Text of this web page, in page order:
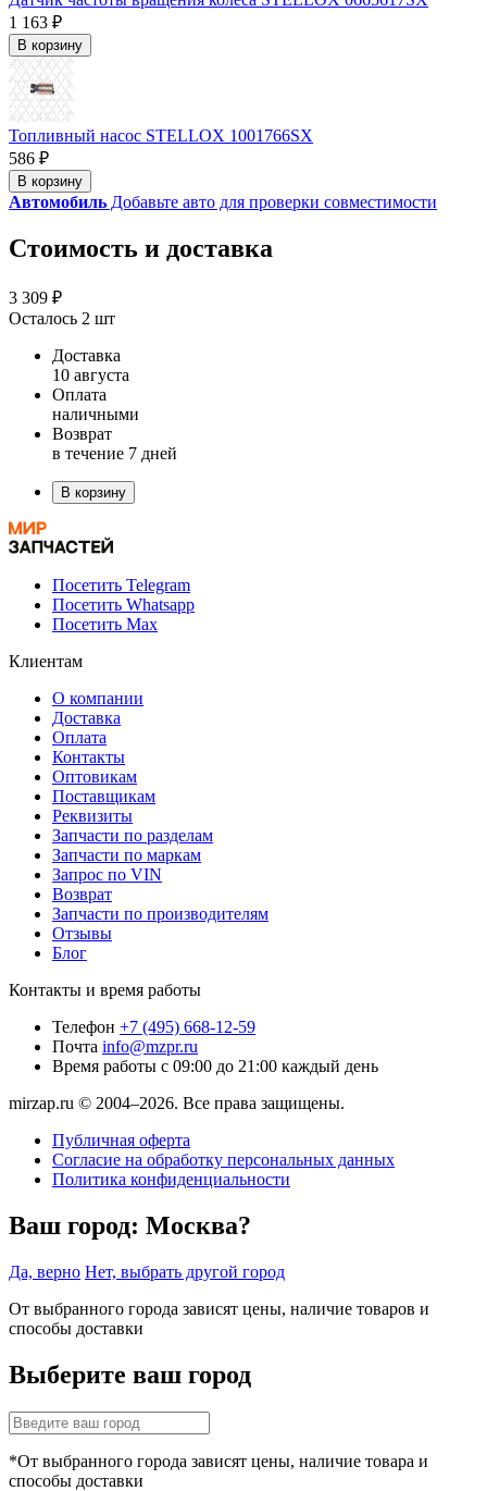
1 163 ₽
В корзину
Топливный насос STELLOX 1001766SX
586 ₽
В корзину
Автомобиль Добавьте авто для проверки совместимости
Стоимость и доставка
3 309 ₽
Осталось 2 шт
Доставка
10 августа
Оплата
наличными
Возврат
в течение 7 дней
В корзину
Посетить Telegram
Посетить Whatsapp
Посетить Max
Клиентам
О компании
Доставка
Оплата
Контакты
Оптовикам
Поставщикам
Реквизиты
Запчасти по разделам
Запчасти по маркам
Запрос по VIN
Возврат
Запчасти по производителям
Отзывы
Блог
Контакты и время работы
Телефон +7 (495) 668-12-59
Почта info@mzpr.ru
Время работы с 09:00 до 21:00 каждый день
mirzap.ru © 2004–2026. Все права защищены.
Публичная оферта
Согласие на обработку персональных данных
Политика конфиденциальности
Ваш город: Москва?
Да, верно Нет, выбрать другой город
От выбранного города зависят цены, наличие товаров и
способы доставки
Выберите ваш город
*От выбранного города зависят цены, наличие товара и
способы доставки